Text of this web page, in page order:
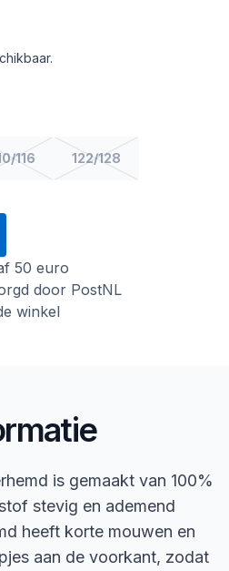
116 122/128
50 euro
door PostNL
winkel
is gemaakt van 100%
stevig en ademend
heeft korte mouwen en
aan de voorkant, zodat